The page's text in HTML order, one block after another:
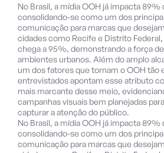
No Brasil, a mídia OOH já impacta 89%
consolidando-se como um dos
comunicação para marcas que
cidades como Recife e Distrito
chega a 95%, demonstrando a força
ambientes urbanos. Além do amplo
um dos fatores que tornam o OOH tão
entrevistados apontam esse atributo
mais marcante desse meio,
campanhas visuais bem planejadas para
capturar a atenção do público.
No Brasil, a mídia OOH já impacta 89%
consolidando-se como um dos
comunicação para marcas que